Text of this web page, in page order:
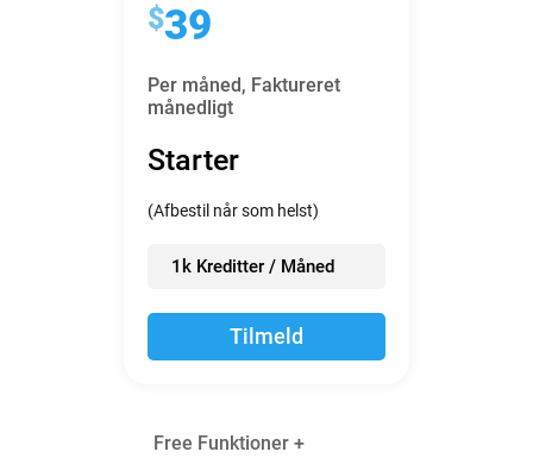
$39
Per måned, Faktureret
månedligt
Starter
(Afbestil når som helst)
1k Kreditter / Måned
Tilmeld
Free Funktioner +